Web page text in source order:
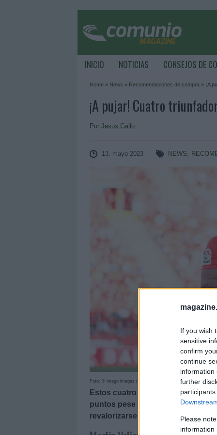
If you wish
sensitive
confirm
continue
information
further
Please
information
INICIO NOTICIAS CONSEJOS DE
Home » News » Recomendaciones de compra » ¡A
¡A pujar! Cuatro
Por Jesus Gallo
13. mayo 2023 NEWS,
Foto: © imago images / AFLOSPORT
Estos cuatro futbolistas brillaron
puntos pese a tener un valor de
revalorizarse en los próximos días!